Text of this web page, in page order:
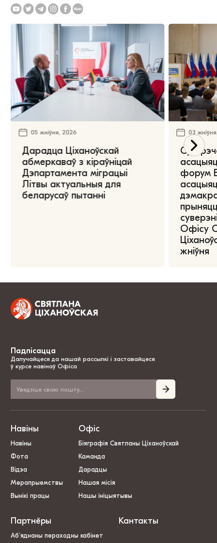
05 жніўня, 2026
Дарадца Ціханоўскай
абмеркаваў з кіраўніцай
Дэпартамента міграцыі
Літвы актуальныя для
беларусаў пытанні
03
форум
Офісу
жніўня
Падпісацца
Далучайцеся да нашай рассылкі і заставайцеся
ў курсе навінаў Офіса
Навіны
Навіны
Фота
Відэа
Мерапрыемствы
Вынікі працы
Офіс
Біяграфія Святланы Ціханоўскай
Каманда
Дарадцы
Нашая місія
Нашы ініцыятывы
Партнёры
Аб’яднаны пераходны кабінет
Кантакты